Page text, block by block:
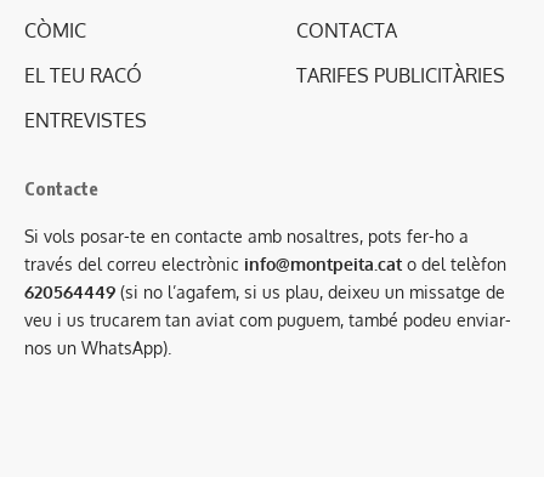
CÒMIC
EL TEU RACÓ
ENTREVISTES
CONTACTA
TARIFES PUBLICITÀRIES
Contacte
Si vols posar-te en contacte amb nosaltres, pots fer-ho a
través del correu electrònic info@montpeita.cat o del telèfon
620564449 (si no l’agafem, si us plau, deixeu un missatge de
veu i us trucarem tan aviat com puguem, també podeu enviar-
nos un WhatsApp).